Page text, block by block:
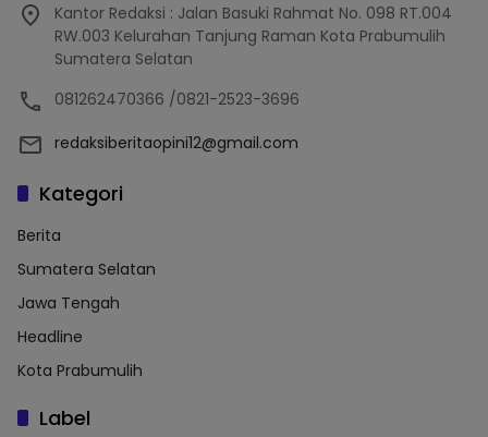
Kantor Redaksi : Jalan Basuki Rahmat No. 098 RT.004
RW.003 Kelurahan Tanjung Raman Kota Prabumulih
Sumatera Selatan
081262470366 /0821-2523-3696
redaksiberitaopini12@gmail.com
Kategori
Berita
Sumatera Selatan
Jawa Tengah
Headline
Kota Prabumulih
Label